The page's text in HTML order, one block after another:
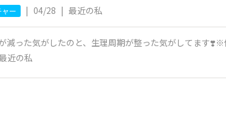
ー | 04/28 | 最近の私
減った気がしたのと、生理周期が整った気がしてます
近の私